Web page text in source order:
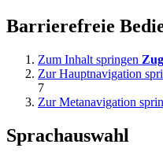
Barrierefreie
Zum Inhalt springen
Zur Hauptnavigation
7
Zur Metanavigation
Sprachauswahl